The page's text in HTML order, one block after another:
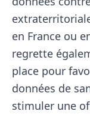
en France ou
regrette
place pour
données de
stimuler une